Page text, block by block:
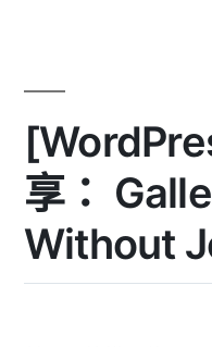
享：
Without